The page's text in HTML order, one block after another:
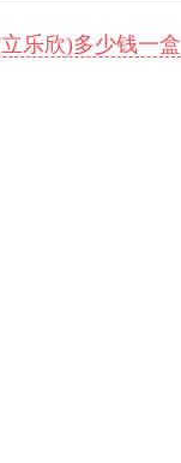
乐欣)多少钱一盒